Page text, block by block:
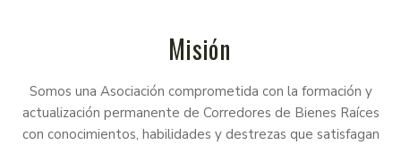
Misión
Somos una Asociación comprometida con la formación y
actualización permanente de Corredores de Bienes Raíces
con conocimientos, habilidades y destrezas que satisfagan